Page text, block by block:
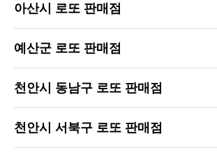
아산시 로또 판매점
예산군 로또 판매점
천안시 동남구 로또 판매점
천안시 서북구 로또 판매점